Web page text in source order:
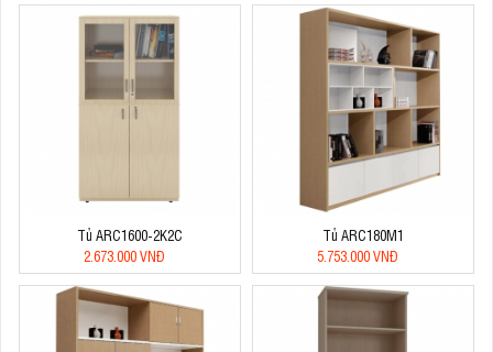
Tủ ARC1600-2K2C
2.673.000 VNĐ
Tủ ARC180M1
5.753.000 VNĐ